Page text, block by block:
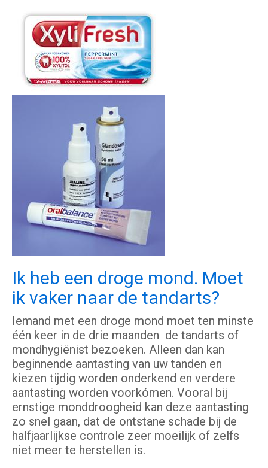
Ik heb een droge mond. Moet
ik vaker naar de tandarts?
Iemand met een droge mond moet ten minste
één keer in de drie maanden de tandarts of
mondhygiënist bezoeken. Alleen dan kan
beginnende aantasting van uw tanden en
kiezen tijdig worden onderkend en verdere
aantasting worden voorkómen. Vooral bij
ernstige monddroogheid kan deze aantasting
zo snel gaan, dat de ontstane schade bij de
halfjaarlijkse controle zeer moeilijk of zelfs
niet meer te herstellen is.